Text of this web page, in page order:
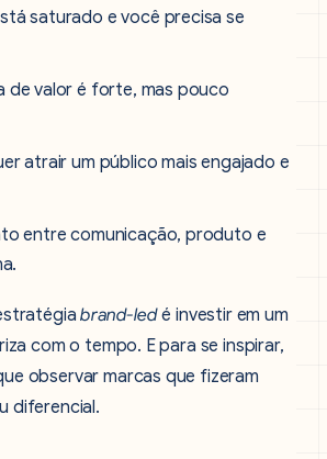
saturado e você precisa se
de valor é forte, mas pouco
atrair um público mais engajado e
entre comunicação, produto e
brand-ledé investir em um
com o tempo. E para se inspirar,
observar marcas que fizeram
diferencial.